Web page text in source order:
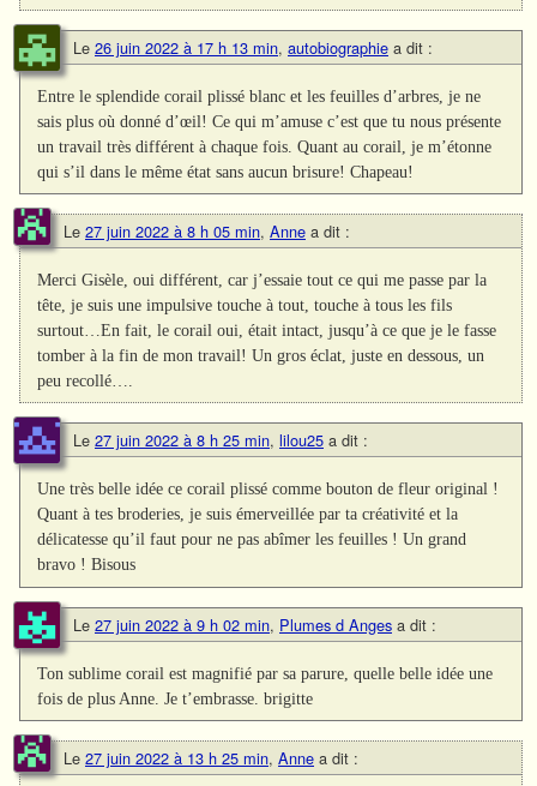
Le 26 juin 2022 à 17 h 13 min, autobiographie a dit :
Entre le splendide corail plissé blanc et les feuilles d’arbres, je ne
sais plus où donné d’œil! Ce qui m’amuse c’est que tu nous présente
un travail très différent à chaque fois. Quant au corail, je m’étonne
qui s’il dans le même état sans aucun brisure! Chapeau!
Le 27 juin 2022 à 8 h 05 min, Anne a dit :
Merci Gisèle, oui différent, car j’essaie tout ce qui me passe par la
tête, je suis une impulsive touche à tout, touche à tous les fils
surtout…En fait, le corail oui, était intact, jusqu’à ce que je le fasse
tomber à la fin de mon travail! Un gros éclat, juste en dessous, un
peu recollé….
Le 27 juin 2022 à 8 h 25 min, lilou25 a dit :
Une très belle idée ce corail plissé comme bouton de fleur original !
Quant à tes broderies, je suis émerveillée par ta créativité et la
délicatesse qu’il faut pour ne pas abîmer les feuilles ! Un grand
bravo ! Bisous
Le 27 juin 2022 à 9 h 02 min, Plumes d Anges a dit :
Ton sublime corail est magnifié par sa parure, quelle belle idée une
fois de plus Anne. Je t’embrasse. brigitte
Le 27 juin 2022 à 13 h 25 min, Anne a dit :